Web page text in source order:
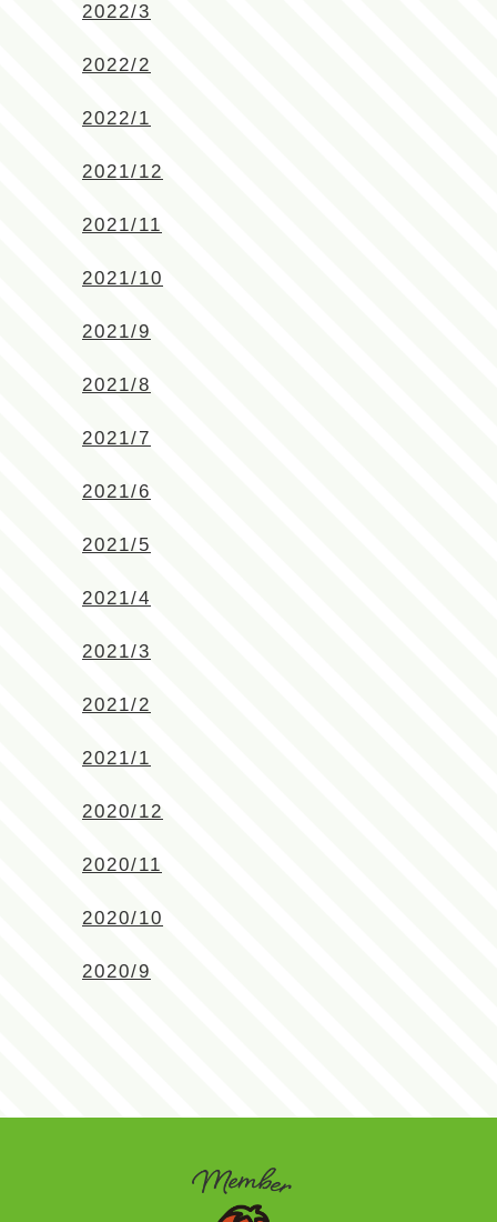
2022/3
2022/2
2022/1
2021/12
2021/11
2021/10
2021/9
2021/8
2021/7
2021/6
2021/5
2021/4
2021/3
2021/2
2021/1
2020/12
2020/11
2020/10
2020/9